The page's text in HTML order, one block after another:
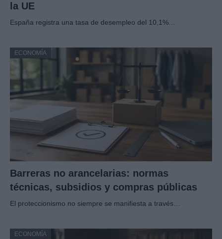
la UE
España registra una tasa de desempleo del 10,1%…
ECONOMÍA
Barreras no arancelarias: normas
técnicas, subsidios y compras públicas
El proteccionismo no siempre se manifiesta a través…
ECONOMÍA